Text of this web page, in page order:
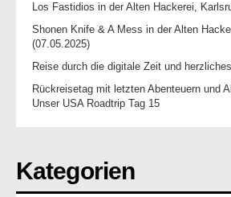
Los Fastidios in der Alten Hackerei,
Shonen Knife & A Mess in der Alten
(07.05.2025)
Reise durch die digitale Zeit und
Rückreisetag mit letzten Abenteuern und
Unser USA Roadtrip Tag 15
Kategorien